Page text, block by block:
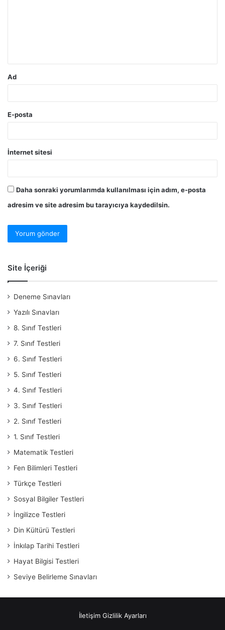
Ad
E-posta
İnternet sitesi
Daha sonraki yorumlarımda kullanılması için adım, e-posta
adresim ve site adresim bu tarayıcıya kaydedilsin.
Site İçeriği
Deneme Sınavları
Yazılı Sınavları
8. Sınıf Testleri
7. Sınıf Testleri
6. Sınıf Testleri
5. Sınıf Testleri
4. Sınıf Testleri
3. Sınıf Testleri
2. Sınıf Testleri
1. Sınıf Testleri
Matematik Testleri
Fen Bilimleri Testleri
Türkçe Testleri
Sosyal Bilgiler Testleri
İngilizce Testleri
Din Kültürü Testleri
İnkılap Tarihi Testleri
Hayat Bilgisi Testleri
Seviye Belirleme Sınavları
İletişim Gizlilik Ayarları